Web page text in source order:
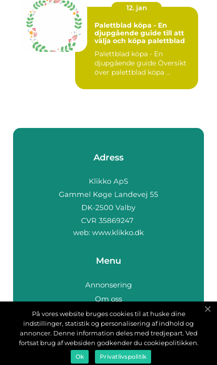
12. jan
Palettblad köpa - En
djupgående guide till att
välja och köpa palettblad
Palettblad köpa - En
djupgående guide Översikt
över palettblad köpa ...
Adress
web: www.klikko.dk
Menu
Annonsering
Om oss
Cookies
Kontakta oss
Sitemap
På vores website bruges cookies til at huske dine
indstillinger, statistik og personalisering af indhold og
annoncer. Denne information deles med tredjepart. Ved
fortsat brug af websiden godkender du cookiepolitikken.
Ok Privatlivspolitik